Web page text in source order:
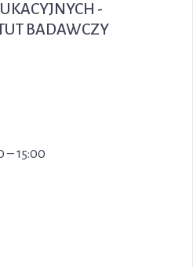
-
BADAWCZY
– 15:00
IBE PIB
PIB
IBE PIBIBE PIB
do Spotify IBE PIB